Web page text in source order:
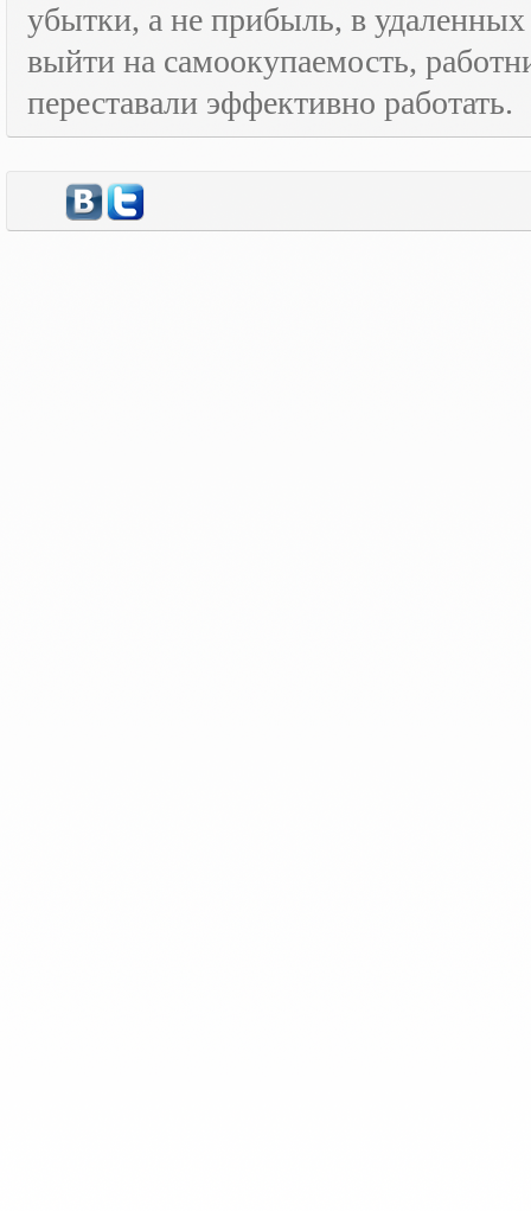
убытки, а не прибыль, в удаленных
выйти на самоокупаемость,
переставали эффективно работать.